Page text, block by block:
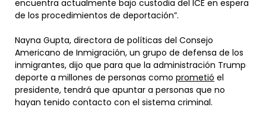
encuentra actualmente bajo custodia del ICE en espera
de los procedimientos de deportación”.
Nayna Gupta, directora de políticas del Consejo
Americano de Inmigración, un grupo de defensa de los
inmigrantes, dijo que para que la administración Trump
deporte a millones de personas como prometió el
presidente, tendrá que apuntar a personas que no
hayan tenido contacto con el sistema criminal.